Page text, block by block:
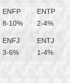
ENFP
8-10%
ENTP
2-4%
ENFJ
3-6%
ENTJ
1-4%